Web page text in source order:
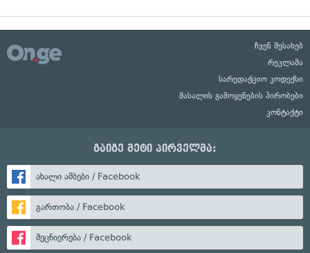
ჩვენ შესახებ
რეკლამა
სარედაქციო კოდექსი
მასალის გამოყენების პირობები
კონტაქტი
გაიგე მეტი პირველმა:
ახალი ამბები / Facebook
გართობა / Facebook
მეცნიერება / Facebook